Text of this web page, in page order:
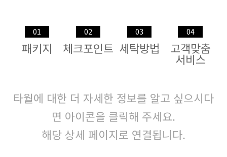
01
패키지
02
체크포인트
03
세탁방법
04
고객맞춤
서비스
타월에 대한 더 자세한 정보를 알고 싶으시다
면 아이콘을 클릭해 주세요.
해당 상세 페이지로 연결됩니다.